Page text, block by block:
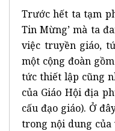
Trước hết ta tạm
Tin Mừng’ mà ta
việc truyền giáo,
một cộng đoàn
tức thiết lập cũng
của Giáo Hội địa
cấu đạo giáo). Ở
trong nội dung